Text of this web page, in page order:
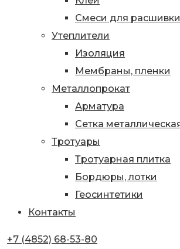
Смеси для
Утеплители
Изоляция
Мембраны, пленки
Металлопрокат
Арматура
Сетка
Тротуары
Тротуарная плитка
Бордюры, лотки
Геосинтетики
Контакты
+7 (4852) 68-53-80